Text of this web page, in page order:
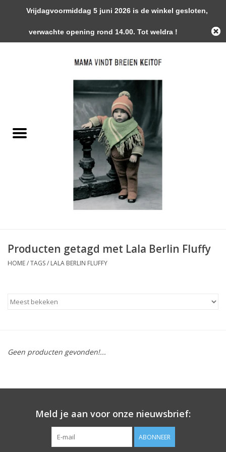
0 Artikelen - €0,00
Handwerk Toebehoren
Magazines / Patronen / Boeken
Producten getagd met Lala Berlin Fluffy
HOME/TAGS/ LALA BERLIN FLUFFY
Geen producten gevonden!...
Meld je aan voor onze nieuwsbrief:
ABONNEER
Vrijdagvoormiddag 5 juni 2026 is de winkel gesloten,
verwachte opening rond 14.00. Tot weldra !